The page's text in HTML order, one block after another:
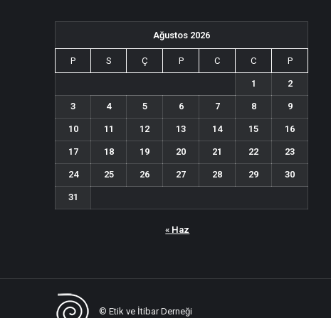
Ağustos 2026
P S Ç P C C P
1 2
3 4 5 6 7 8 9
10 11 12 13 14 15 16
17 18 19 20 21 22 23
24 25 26 27 28 29 30
31
« Haz
© Etik ve İtibar Derneği